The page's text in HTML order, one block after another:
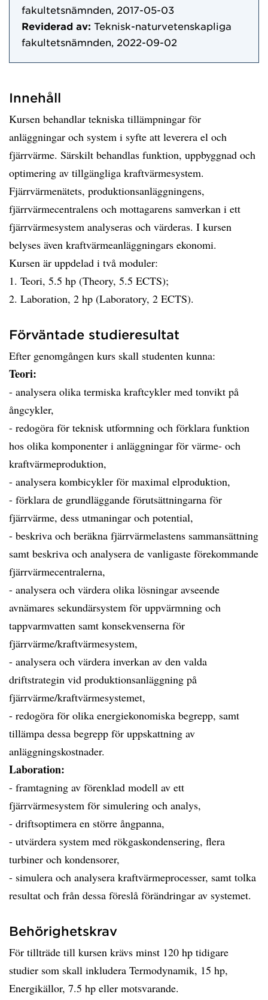
fakultetsnämnden, 2017-05-03
Reviderad av: Teknisk-naturvetenskapliga
fakultetsnämnden, 2022-09-02
Innehåll
Kursen behandlar tekniska tillämpningar för
anläggningar och system i syfte att leverera el och
fjärrvärme. Särskilt behandlas funktion, uppbyggnad och
optimering av tillgängliga kraftvärmesystem.
Fjärrvärmenätets, produktionsanläggningens,
fjärrvärmecentralens och mottagarens samverkan i ett
fjärrvärmesystem analyseras och värderas. I kursen
belyses även kraftvärmeanläggningars ekonomi.
Kursen är uppdelad i två moduler:
1. Teori, 5.5 hp (Theory, 5.5 ECTS);
2. Laboration, 2 hp (Laboratory, 2 ECTS).
Förväntade studieresultat
Efter genomgången kurs skall studenten kunna:
Teori:
- analysera olika termiska kraftcykler med tonvikt på
ångcykler,
- redogöra för teknisk utformning och förklara funktion
hos olika komponenter i anläggningar för värme- och
kraftvärmeproduktion,
- analysera kombicykler för maximal elproduktion,
- förklara de grundläggande förutsättningarna för
fjärrvärme, dess utmaningar och potential,
- beskriva och beräkna fjärrvärmelastens sammansättning
samt beskriva och analysera de vanligaste förekommande
fjärrvärmecentralerna,
- analysera och värdera olika lösningar avseende
avnämares sekundärsystem för uppvärmning och
tappvarmvatten samt konsekvenserna för
fjärrvärme/kraftvärmesystem,
- analysera och värdera inverkan av den valda
driftstrategin vid produktionsanläggning på
fjärrvärme/kraftvärmesystemet,
- redogöra för olika energiekonomiska begrepp, samt
tillämpa dessa begrepp för uppskattning av
anläggningskostnader.
Laboration:
- framtagning av förenklad modell av ett
fjärrvärmesystem för simulering och analys,
- driftsoptimera en större ångpanna,
- utvärdera system med rökgaskondensering, flera
turbiner och kondensorer,
- simulera och analysera kraftvärmeprocesser, samt tolka
resultat och från dessa föreslå förändringar av systemet.
Behörighetskrav
För tillträde till kursen krävs minst 120 hp tidigare
studier som skall inkludera Termodynamik, 15 hp,
Energikällor, 7.5 hp eller motsvarande.